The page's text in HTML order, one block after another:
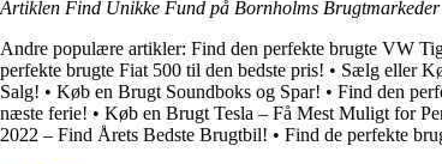
Artiklen Find Unikke Fund på Bornholms
Andre populære artikler: Find den perfekte brugte VW
perfekte brugte Fiat 500 til den bedste pris! • Sælg eller
Salg! • Køb en Brugt Soundboks og Spar! • Find den
næste ferie! • Køb en Brugt Tesla – Få Mest Muligt for
2022 – Find Årets Bedste Brugtbil! • Find de perfekte